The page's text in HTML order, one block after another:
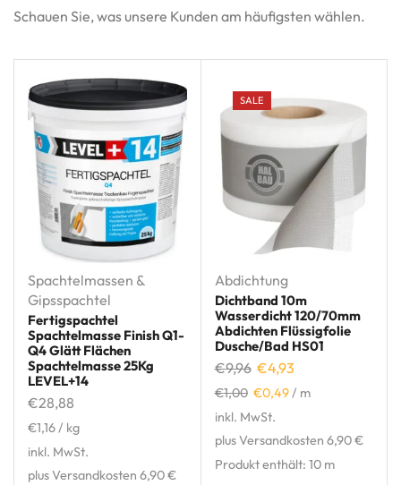
Schauen Sie, was unsere Kunden am häufigsten wählen.
Spachtelmassen &
Gipsspachtel
Fertigspachtel
Spachtelmasse Finish Q1-
Q4 Glätt Flächen
Spachtelmasse 25Kg
LEVEL+14
€28,88
€1,16/ kg
inkl. MwSt.
plus Versandkosten 6,90 €
SALE
Abdichtung
Dichtband 10m
Wasserdicht 120/70mm
Abdichten Flüssigfolie
Dusche/Bad HS01
€9,96 €4,93
€1,00 €0,49/ m
inkl. MwSt.
plus Versandkosten 6,90 €
Produkt enthält: 10 m